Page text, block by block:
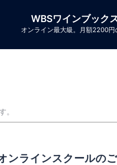
WBSワインブック
オンライン最大級。月額2200
。
ンラインスクールのご